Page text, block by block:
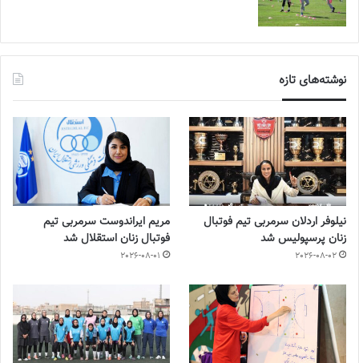
نوشته‌های تازه
نیلوفر اردلان سرمربی تیم فوتبال
زنان پرسپولیس شد
2026-08-02
مریم ایراندوست سرمربی تیم
فوتبال زنان استقلال شد
2026-08-01